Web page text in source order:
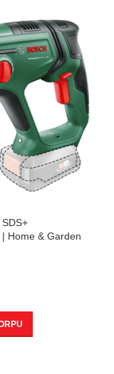
Home & Garden